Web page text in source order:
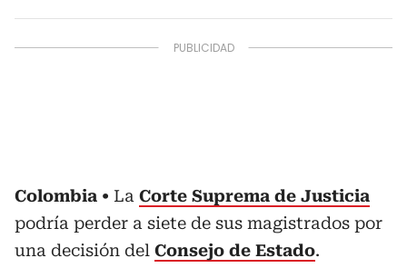
Colombia La Corte Suprema de Justicia
podría perder a siete de sus magistrados por
una decisión del Consejo de Estado.